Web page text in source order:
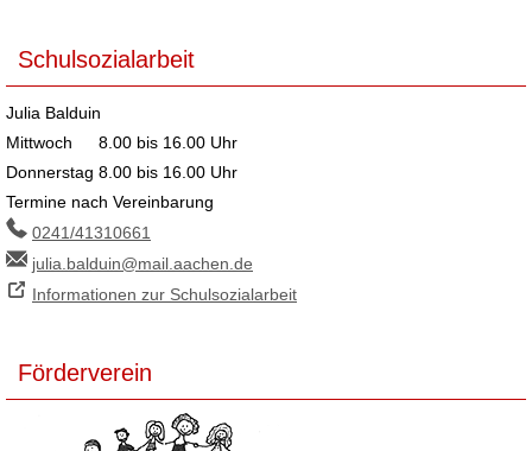
Schulsozialarbeit
Julia Balduin
Mittwoch
8.00 bis 16.00 Uhr
Donnerstag 8.00 bis 16.00 Uhr
Termine nach Vereinbarung
0241/41310661
julia.balduin@mail.aachen.de
Informationen zur Schulsozialarbeit
Förderverein